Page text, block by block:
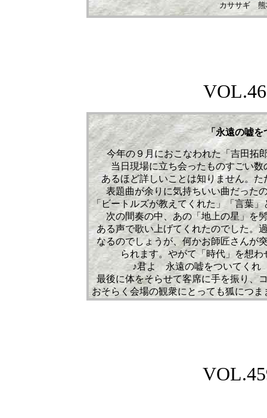
カササギ 熊
VOL.
「永遠の嘘
今年の９月におこなわれた「吉田拓
当日現場に立ち会ったものすごい
あるほど詳しいことは知りません。
表題曲が余りに気持ちいい曲だった
「ビートルズが教えてくれた」「言葉
次の間奏の中、あの「地上の星」を
ある声で歌い上げてくれたのでした。
なるのでしょうが、何かお師匠さんが
られます。やがて「時代」を想
♪君よ 永遠の嘘をついてく
最後に体をそらせて客席に手を振り、
おそらく会場の観衆にとっても狐につ